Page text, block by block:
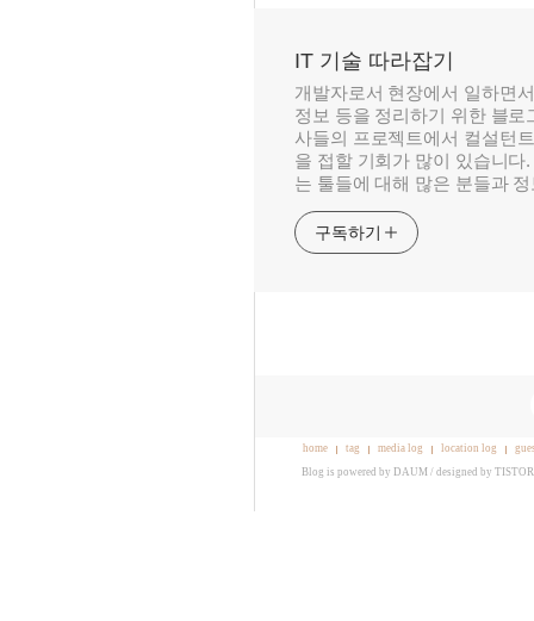
IT 기술 따라잡기
개발자로서 현장에서 일하면
정보 등을 정리하기 위한 블
사들의 프로젝트에서 컬설턴
을 접할 기회가 많이 있습니
는 툴들에 대해 많은 분들과
구독하기
home tag media log location log
Blog is powered by DAUM / designed by